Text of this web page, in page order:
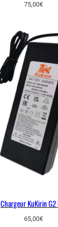
75,00€
Chargeur KuKirin G2
65,00€